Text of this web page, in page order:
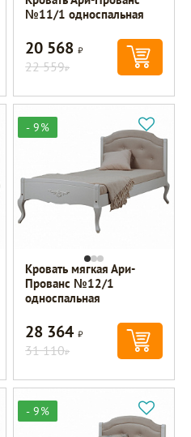
№11/1 односпальная
20 568Р
22 559Р
- 9%
Кровать мягкая Ари-
Прованс №12/1
односпальная
28 364Р
31 110Р
- 9%